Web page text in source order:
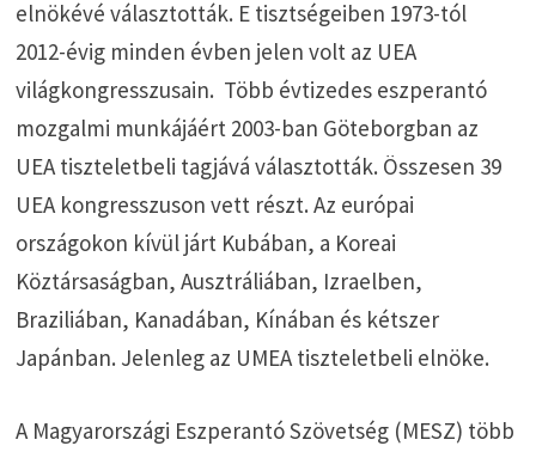
elnökévé választották. E tisztségeiben 1973-tól
2012-évig minden évben jelen volt az UEA
világkongresszusain. Több évtizedes eszperantó
mozgalmi munkájáért 2003-ban Göteborgban az
UEA tiszteletbeli tagjává választották. Összesen 39
UEA kongresszuson vett részt. Az európai
országokon kívül járt Kubában, a Koreai
Köztársaságban, Ausztráliában, Izraelben,
Braziliában, Kanadában, Kínában és kétszer
Japánban. Jelenleg az UMEA tiszteletbeli elnöke.
A Magyarországi Eszperantó Szövetség (MESZ) több